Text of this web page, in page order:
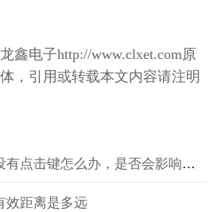
鑫电子http://www.clxet.com原
，引用或转载本文内容请注明
上一篇：遥控训狗器没有点击键怎么办，是否会影响使用
效距离是多远